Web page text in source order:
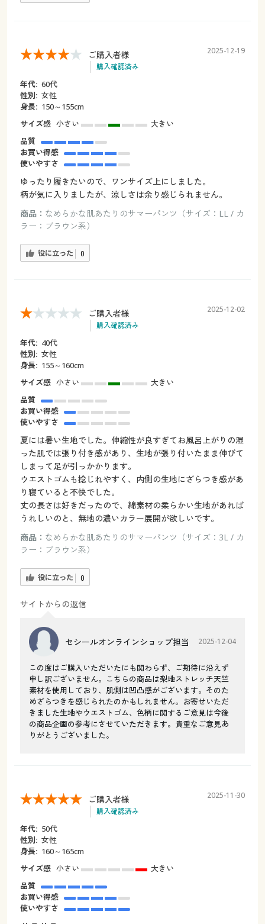
ご購入者様
購入確認済み
2025-12-19
年代: 60代
性別: 女性
身長: 150～155cm
サイズ感 小さい
大きい
品質
お買い得感
使いやすさ
ゆったり履きたいので、ワンサイズ上にしました。
柄が気に入りましたが、涼しさは余り感じられません。
商品： なめらかな肌あたりのサマーパンツ（サイズ：LL / カ
ラー：ブラウン系）
役に立った 0
ご購入者様
購入確認済み
2025-12-02
年代: 40代
性別: 女性
身長: 155～160cm
サイズ感 小さい
大きい
品質
お買い得感
使いやすさ
夏には暑い生地でした。伸縮性が良すぎてお風呂上がりの湿
った肌では張り付き感があり、生地が張り付いたまま伸びて
しまって足が引っかかります。
ウエストゴムも捻じれやすく、内側の生地にざらつき感があ
り寝ていると不快でした。
丈の長さは好きだったので、綿素材の柔らかい生地があれば
うれしいのと、無地の濃いカラー展開が欲しいです。
商品： なめらかな肌あたりのサマーパンツ（サイズ：3L / カ
ラー：ブラウン系）
役に立った 0
サイトからの返信
セシールオンラインショップ担当 2025-12-04
この度はご購入いただいたにも関わらず、ご期待に沿えず
申し訳ございません。こちらの商品は梨地ストレッチ天竺
素材を使用しており、肌側は凹凸感がございます。そのた
めざらつきを感じられたのかもしれません。お寄せいただ
きました生地やウエストゴム、色柄に関するご意見は今後
の商品企画の参考にさせていただきます。貴重なご意見あ
りがとうございました。
ご購入者様
購入確認済み
2025-11-30
年代: 50代
性別: 女性
身長: 160～165cm
サイズ感 小さい
大きい
品質
お買い得感
使いやすさ